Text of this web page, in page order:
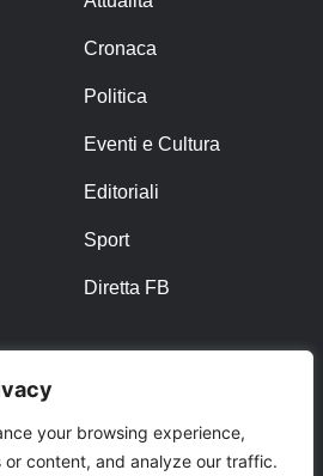
your browsing experience,
or content, and analyze our traffic.
Cronaca
Politica
Eventi e Cultura
Editoriali
Sport
Diretta FB